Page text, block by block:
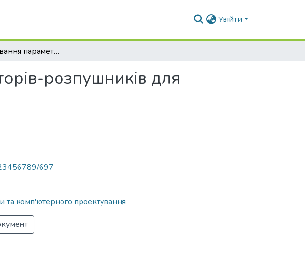
Увійти
Обґрунтування параметрів культиваторів-розпушників для передпосівного обробітку ґрунту
розпушників для
697
та комп'ютерного проектування